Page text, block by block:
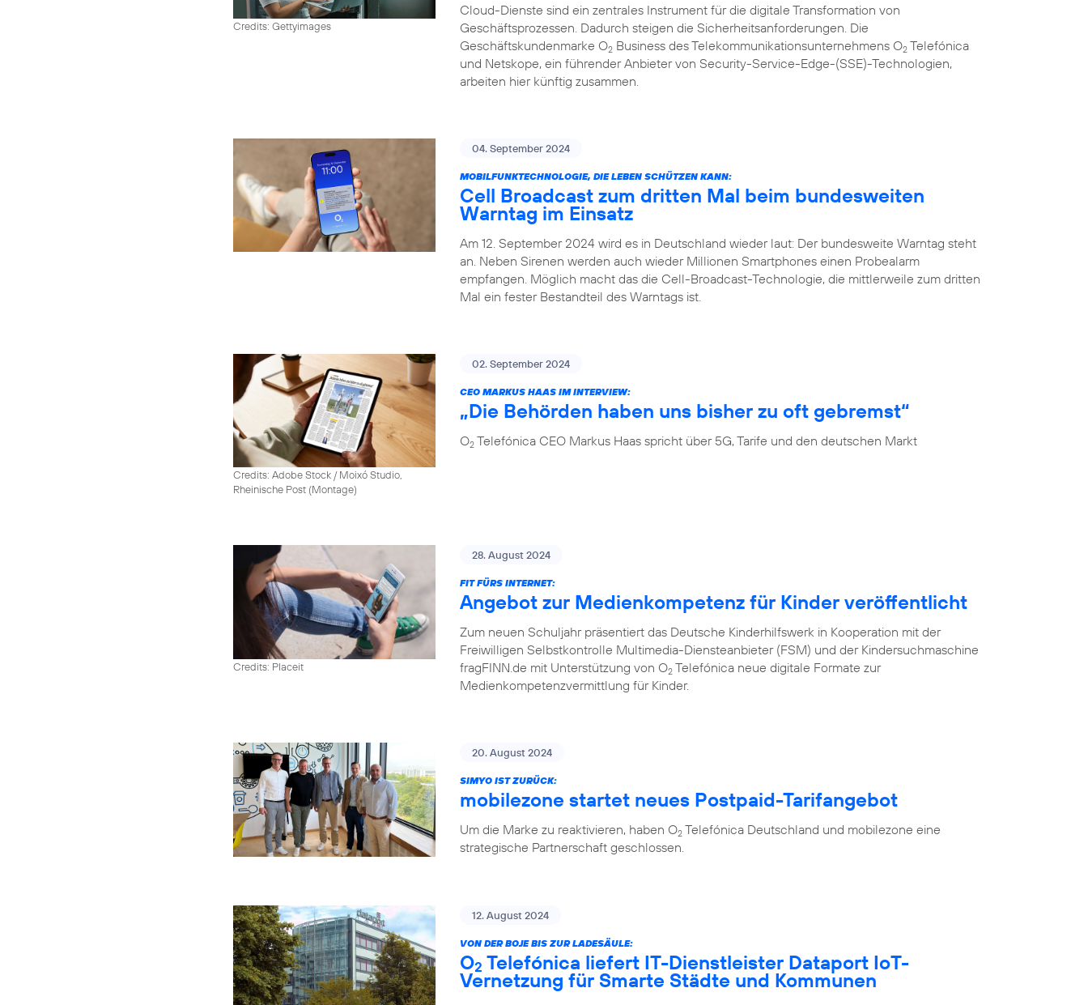
Credits: Gettyimages
Cloud-Dienste sind ein zentrales Instrument für die digitale Transformation von
Geschäftsprozessen. Dadurch steigen die Sicherheitsanforderungen. Die
Geschäftskundenmarke O2 Business des Telekommunikationsunternehmens O2 Telefónica
und Netskope, ein führender Anbieter von Security-Service-Edge-(SSE)-Technologien,
arbeiten hier künftig zusammen.
04. September 2024
MOBILFUNKTECHNOLOGIE, DIE LEBEN SCHÜTZEN KANN:
Cell Broadcast zum dritten Mal beim bundesweiten
Warntag im Einsatz
Am 12. September 2024 wird es in Deutschland wieder laut: Der bundesweite Warntag steht
an. Neben Sirenen werden auch wieder Millionen Smartphones einen Probealarm
empfangen. Möglich macht das die Cell-Broadcast-Technologie, die mittlerweile zum dritten
Mal ein fester Bestandteil des Warntags ist.
Credits: Adobe Stock / Moixó Studio,
Rheinische Post (Montage)
02. September 2024
CEO MARKUS HAAS IM INTERVIEW:
„Die Behörden haben uns bisher zu oft gebremst“
O2 Telefónica CEO Markus Haas spricht über 5G, Tarife und den deutschen Markt
Credits: Placeit
28. August 2024
FIT FÜRS INTERNET:
Angebot zur Medienkompetenz für Kinder veröffentlicht
Zum neuen Schuljahr präsentiert das Deutsche Kinderhilfswerk in Kooperation mit der
Freiwilligen Selbstkontrolle Multimedia-Diensteanbieter (FSM) und der Kindersuchmaschine
fragFINN.de mit Unterstützung von O2 Telefónica neue digitale Formate zur
Medienkompetenzvermittlung für Kinder.
20. August 2024
SIMYO IST ZURÜCK:
mobilezone startet neues Postpaid-Tarifangebot
Um die Marke zu reaktivieren, haben O2 Telefónica Deutschland und mobilezone eine
strategische Partnerschaft geschlossen.
12. August 2024
VON DER BOJE BIS ZUR LADESÄULE:
O2 Telefónica liefert IT-Dienstleister Dataport IoT-
Vernetzung für Smarte Städte und Kommunen